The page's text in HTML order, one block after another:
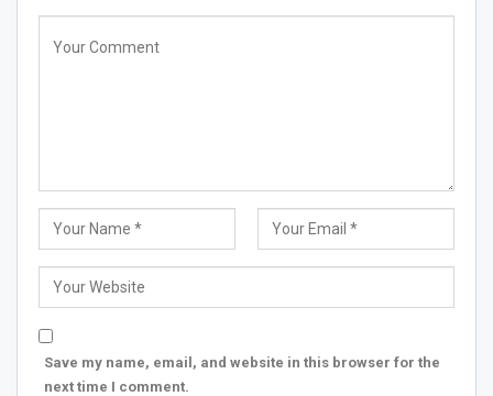
Save my name, email, and website in this browser for the
next time I comment.